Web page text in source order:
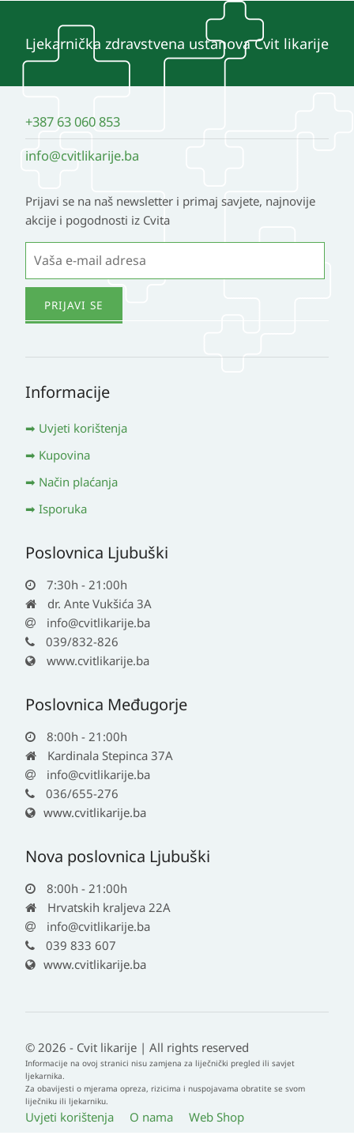
Ljekarnička zdravstvena ustanova Cvit likarije
+387 63 060 853
info@cvitlikarije.ba
Prijavi se na naš newsletter i primaj savjete, najnovije
akcije i pogodnosti iz Cvita
Informacije
Uvjeti korištenja
Kupovina
Način plaćanja
Isporuka
Poslovnica Ljubuški
7:30h - 21:00h
dr. Ante Vukšića 3A
info@cvitlikarije.ba
039/832-826
www.cvitlikarije.ba
Poslovnica Međugorje
8:00h - 21:00h
Kardinala Stepinca 37A
info@cvitlikarije.ba
036/655-276
www.cvitlikarije.ba
Nova poslovnica Ljubuški
8:00h - 21:00h
Hrvatskih kraljeva 22A
info@cvitlikarije.ba
039 833 607
www.cvitlikarije.ba
© 2026 - Cvit likarije | All rights reserved
Informacije na ovoj stranici nisu zamjena za liječnički pregled ili savjet
ljekarnika.
Za obavijesti o mjerama opreza, rizicima i nuspojavama obratite se svom
liječniku ili ljekarniku.
Uvjeti korištenja O nama Web Shop